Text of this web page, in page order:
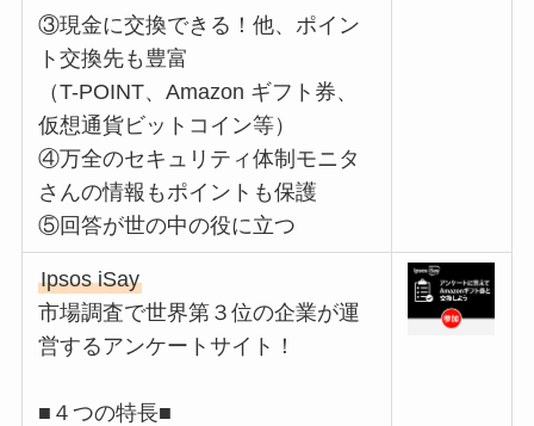
③現金に交換できる！他、ポイン
ト交換先も豊富
（T-POINT、Amazon ギフト券、
仮想通貨ビットコイン等）
④万全のセキュリティ体制モニタ
さんの情報もポイントも保護
⑤回答が世の中の役に立つ
Ipsos iSay
市場調査で世界第３位の企業が運
営するアンケートサイト！
■４つの特長■